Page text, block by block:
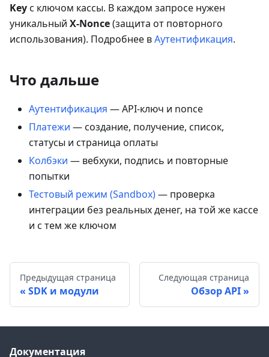
Keyс ключом кассы. В каждом запросе нужен
уникальный X-Nonce(защита от повторного
использования). Подробнее вАутентификация.
Что дальше
Аутентификация — API-ключ и nonce
Платежи — создание, получение, список,
статусы и страница оплаты
Колбэки — вебхуки, подпись и повторные
попытки
Тестовый режим (Sandbox)— проверка
интеграции без реальных денег, на той же кассе
и с тем же ключом
Предыдущая страница
SDK и модули
Следующая страница
Обзор API
Документация